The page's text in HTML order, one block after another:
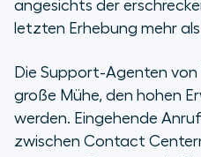
angesichts der
letzten Erhebung mehr
Die Support-Agenten von
große Mühe, den hohen
werden. Eingehende
zwischen Contact